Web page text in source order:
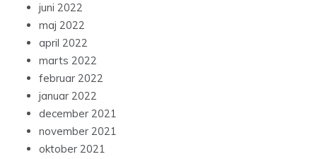
juni 2022
maj 2022
april 2022
marts 2022
februar 2022
januar 2022
december 2021
november 2021
oktober 2021